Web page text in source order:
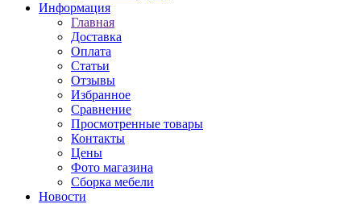
Информация
Главная
Доставка
Оплата
Статьи
Отзывы
Избранное
Сравнение
Просмотренные товары
Контакты
Цены
Фото магазина
Сборка мебели
Новости